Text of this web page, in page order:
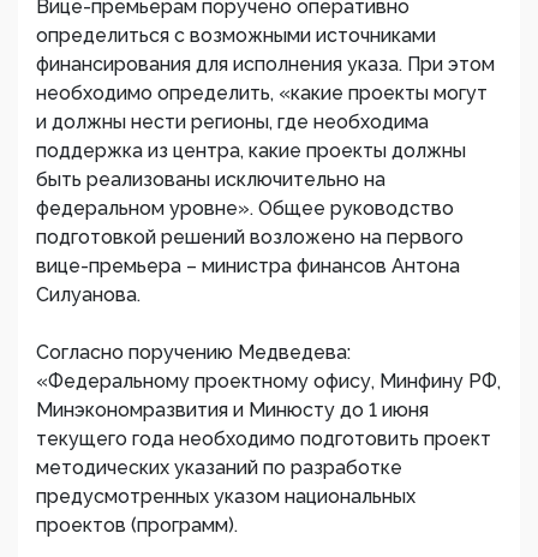
Вице-премьерам поручено оперативно
определиться с возможными источниками
финансирования для исполнения указа. При этом
необходимо определить, «какие проекты могут
и должны нести регионы, где необходима
поддержка из центра, какие проекты должны
быть реализованы исключительно на
федеральном уровне». Общее руководство
подготовкой решений возложено на первого
вице-премьера – министра финансов Антона
Силуанова.
Согласно поручению Медведева:
«Федеральному проектному офису, Минфину РФ,
Минэкономразвития и Минюсту до 1 июня
текущего года необходимо подготовить проект
методических указаний по разработке
предусмотренных указом национальных
проектов (программ).